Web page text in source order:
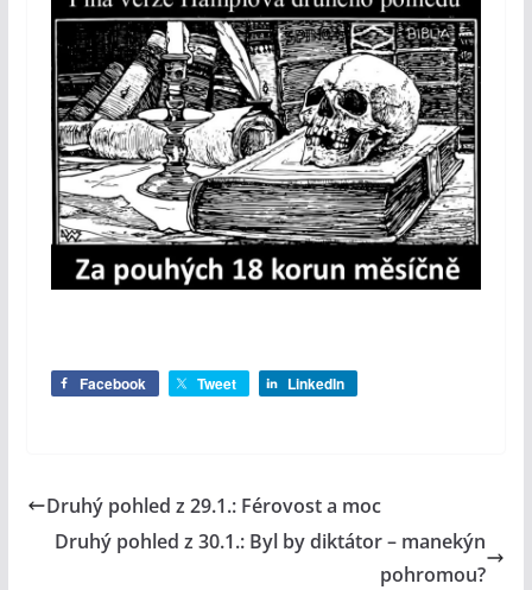
Facebook Tweet LinkedIn
Druhý pohled z 29.1.: Férovost a moc
Druhý pohled z 30.1.: Byl by diktátor – manekýn
pohromou?